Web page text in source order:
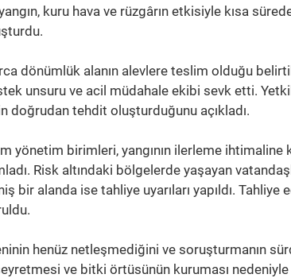
kuru hava ve rüzgârın etkisiyle kısa
dönümlük alanın alevlere teslim olduğu
unsuru ve acil müdahale ekibi sevk etti.
doğrudan tehdit oluşturduğunu açıkladı.
yönetim birimleri, yangının ilerleme ihtimaline
Risk altındaki bölgelerde yaşayan
bir alanda ise tahliye uyarıları yapıldı. Tahliye
henüz netleşmediğini ve soruşturmanın
ve bitki örtüsünün kuruması